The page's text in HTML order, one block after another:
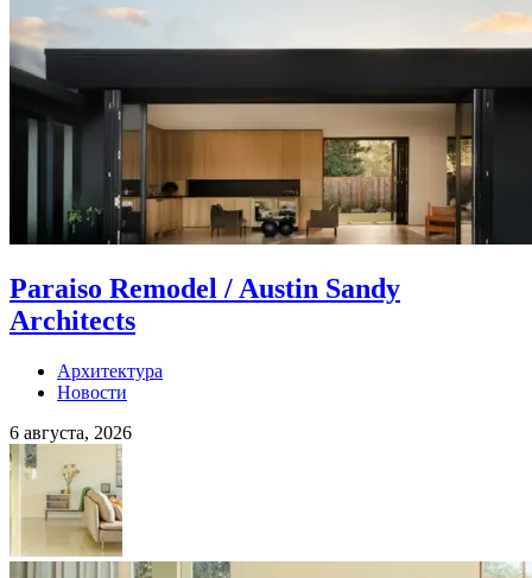
Paraiso Remodel / Austin Sandy
Architects
Архитектура
Новости
6 августа, 2026